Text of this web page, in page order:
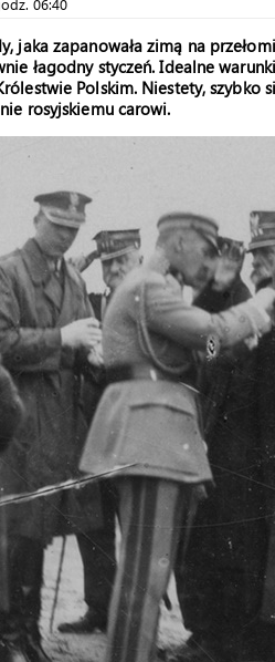
06:40
jaka zapanowała zimą na
łagodny styczeń. Idealne
Polskim. Niestety, szybko
rosyjskiemu carowi.